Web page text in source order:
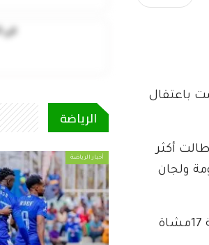
باعتقال
أكثر
ولجان
وتابع” الشقيق شرف الدين الشيخ التاج المعتقل منذ 10 أيام حتى الآن متحفظ عليه في الفرقة 17مشاة
في
الرياضة
أخبار الرياضة